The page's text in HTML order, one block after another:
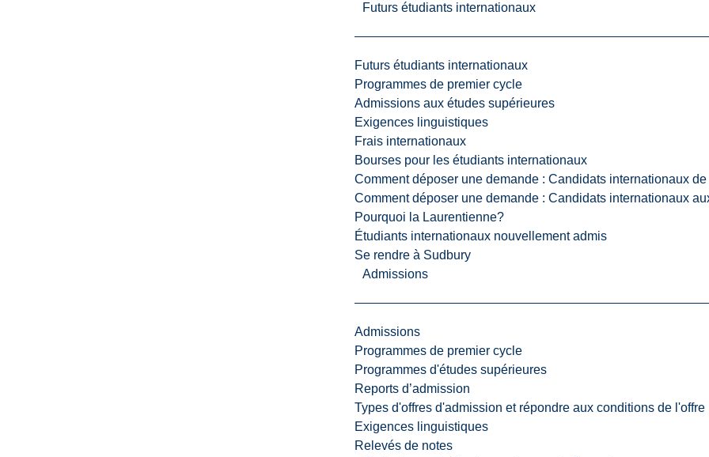
Futurs étudiants internationaux
Futurs étudiants internationaux
Programmes de premier cycle
Admissions aux études supérieures
Exigences linguistiques
Frais internationaux
Bourses pour les étudiants internationaux
Comment déposer une demande : Candidats internationaux
Comment déposer une demande : Candidats internationaux
Pourquoi la Laurentienne?
Étudiants internationaux nouvellement admis
Se rendre à Sudbury
Admissions
Admissions
Programmes de premier cycle
Programmes d'études supérieures
Reports d’admission
Types d'offres d'admission et répondre aux conditions de l'offre
Exigences linguistiques
Relevés de notes